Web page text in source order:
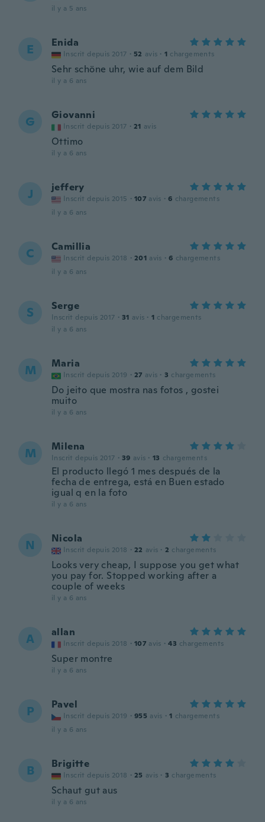
il y a 5 ans
E Enida
Inscrit depuis 2017 · 52 avis · 1 chargements
Sehr schöne uhr, wie auf dem Bild
il y a 6 ans
G Giovanni
Inscrit depuis 2017 · 21 avis
Ottimo
il y a 6 ans
J jeffery
Inscrit depuis 2015 · 107 avis · 6 chargements
il y a 6 ans
C Camillia
Inscrit depuis 2018 · 201 avis · 6 chargements
il y a 6 ans
S Serge
Inscrit depuis 2017 · 31 avis · 1 chargements
il y a 6 ans
M Maria
Inscrit depuis 2019 · 27 avis · 3 chargements
Do jeito que mostra nas fotos , gostei
muito
il y a 6 ans
M Milena
Inscrit depuis 2017 · 39 avis · 13 chargements
El producto llegó 1 mes después de la
fecha de entrega, está en Buen estado
igual q en la foto
il y a 6 ans
N Nicola
Inscrit depuis 2018 · 22 avis · 2 chargements
Looks very cheap, I suppose you get what
you pay for. Stopped working after a
couple of weeks
il y a 6 ans
A allan
Inscrit depuis 2018 · 107 avis · 43 chargements
Super montre
il y a 6 ans
P Pavel
Inscrit depuis 2019 · 955 avis · 1 chargements
il y a 6 ans
B Brigitte
Inscrit depuis 2018 · 25 avis · 3 chargements
Schaut gut aus
il y a 6 ans